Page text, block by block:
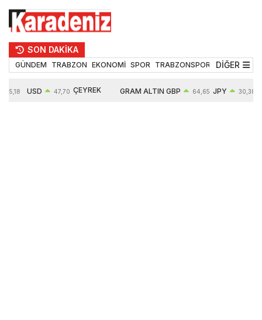
SON DAKİKA
GÜNDEM TRABZON EKONOMİ SPOR TRABZONSPOR TEKNOLOJİ
DİĞER
55,18 USD 47,70 ÇEYREK GRAM ALTIN GBP 64,65 JPY 30,38